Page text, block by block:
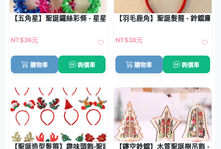
【五角星】聖誕鐵絲彩條 - 星星樹裝飾配件
NT$36元
購物車 詢價車
【羽毛鹿角】聖誕髮箍 - 鈴鐺麋鹿
NT$38元
購物車 詢價車
【聖誕造型髮箍】趣味頭飾-聖誕樹鹿角帽【鏤空鈴鐺】木質聖誕樹吊飾 - 聖